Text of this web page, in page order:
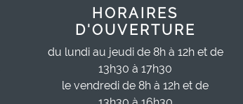
HORAIRES
D'OUVERTURE
du lundi au jeudi de 8h à 12h et de
13h30 à 17h30
le vendredi de 8h à 12h et de